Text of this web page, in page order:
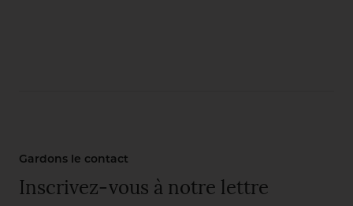
Gardons le contact
Inscrivez-vous à notre lettre